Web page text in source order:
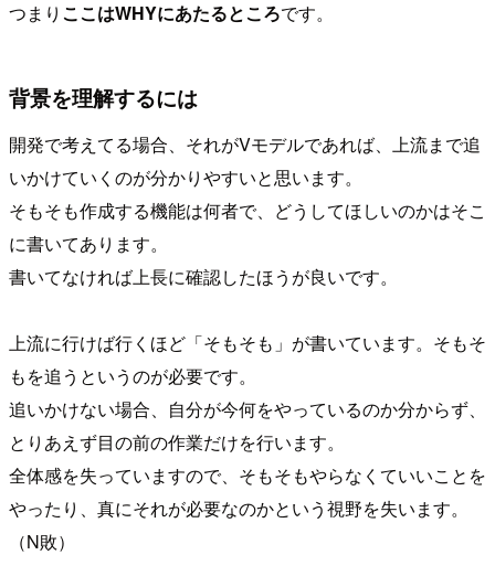
つまり ここはWHYにあたるところです。
背景を理解するには
開発で考えてる場合、それがVモデルであれば、上流まで追
いかけていくのが分かりやすいと思います。
そもそも作成する機能は何者で、どうしてほしいのかはそこ
に書いてあります。
書いてなければ上長に確認したほうが良いです。
上流に行けば行くほど「そもそも」が書いています。そもそ
もを追うというのが必要です。
追いかけない場合、自分が今何をやっているのか分からず、
とりあえず目の前の作業だけを行います。
全体感を失っていますので、そもそもやらなくていいことを
やったり、真にそれが必要なのかという視野を失います。
（N敗）